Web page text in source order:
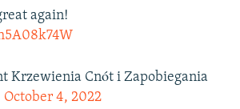
again!
Krzewienia Cnót i Zapobiegania
October 4, 2022